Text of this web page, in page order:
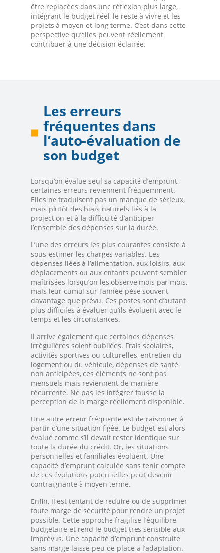
être replacées dans une réflexion plus large,
intégrant le budget réel, le reste à vivre et les
projets à moyen et long terme. C’est dans cette
perspective qu’elles peuvent réellement
contribuer à une décision éclairée.
Les erreurs
fréquentes dans
l’auto-évaluation de
son budget
Lorsqu’on évalue seul sa capacité d’emprunt,
certaines erreurs reviennent fréquemment.
Elles ne traduisent pas un manque de sérieux,
mais plutôt des biais naturels liés à la
projection et à la difficulté d’anticiper
l’ensemble des dépenses sur la durée.
L’une des erreurs les plus courantes consiste à
sous-estimer les charges variables. Les
dépenses liées à l’alimentation, aux loisirs, aux
déplacements ou aux enfants peuvent sembler
maîtrisées lorsqu’on les observe mois par mois,
mais leur cumul sur l’année pèse souvent
davantage que prévu. Ces postes sont d’autant
plus difficiles à évaluer qu’ils évoluent avec le
temps et les circonstances.
Il arrive également que certaines dépenses
irrégulières soient oubliées. Frais scolaires,
activités sportives ou culturelles, entretien du
logement ou du véhicule, dépenses de santé
non anticipées, ces éléments ne sont pas
mensuels mais reviennent de manière
récurrente. Ne pas les intégrer fausse la
perception de la marge réellement disponible.
Une autre erreur fréquente est de raisonner à
partir d’une situation figée. Le budget est alors
évalué comme s’il devait rester identique sur
toute la durée du crédit. Or, les situations
personnelles et familiales évoluent. Une
capacité d’emprunt calculée sans tenir compte
de ces évolutions potentielles peut devenir
contraignante à moyen terme.
Enfin, il est tentant de réduire ou de supprimer
toute marge de sécurité pour rendre un projet
possible. Cette approche fragilise l’équilibre
budgétaire et rend le budget très sensible aux
imprévus. Une capacité d’emprunt construite
sans marge laisse peu de place à l’adaptation.